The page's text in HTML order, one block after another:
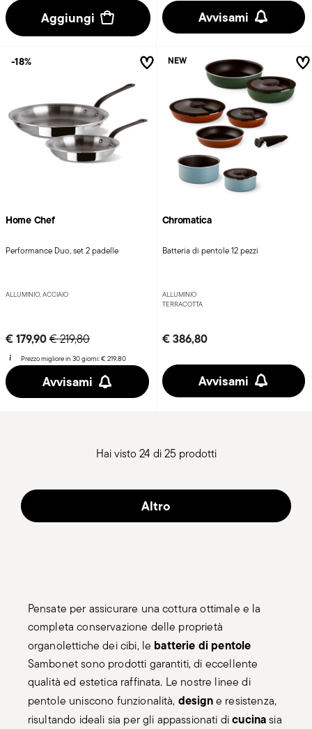
Aggiungi Avvisami
Home Chef
Performance Duo, set 2 padelle
ALLUMINIO, ACCIAIO
€ 179,90Price reduced from
€ 219,80to
Prezzo migliore in 30 giorni:€ 219,80
Avvisami
-18%
Chromatica
Batteria di pentole 12 pezzi
ALLUMINIO
TERRACOTTA
€ 386,80
Avvisami
NEW
Hai visto 24 di 25 prodotti
Altro
Pensate per assicurare una cottura ottimale e la
completa conservazione delle proprietà
organolettiche dei cibi, le batterie di pentole
Sambonet sono prodotti garantiti, di eccellente
qualità ed estetica raffinata. Le nostre linee di
pentole uniscono funzionalità, designe resistenza,
risultando ideali sia per gli appassionati dicucinasia